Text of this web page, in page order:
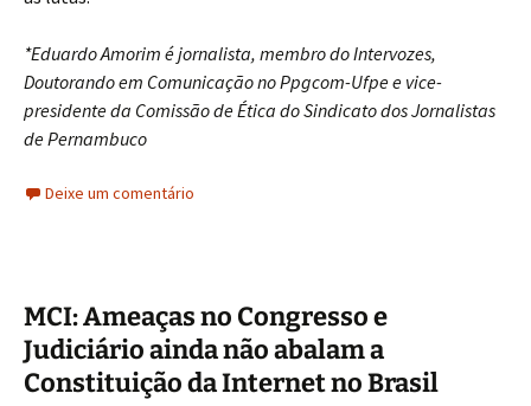
*Eduardo Amorim é jornalista, membro do Intervozes,
Doutorando em Comunicação no Ppgcom-Ufpe e vice-
presidente da Comissão de Ética do Sindicato dos Jornalistas
de Pernambuco
Deixe um comentário
MCI: Ameaças no Congresso e
Judiciário ainda não abalam a
Constituição da Internet no Brasil